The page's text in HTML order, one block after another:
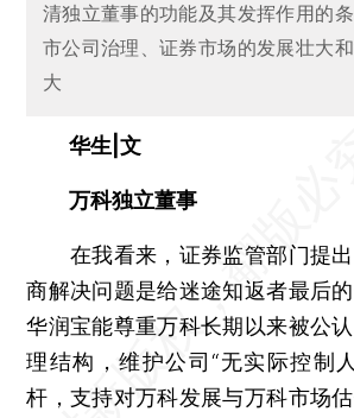
清独立董事的功能及其发挥作用的
市公司治理、证券市场的发展壮大
大
华生|文
万科独立董事
在我看来，证券监管部门提出
商解决问题是给迷途知返者最后
华润宝能尊重万科长期以来被公
理结构，维护公司“无实际控制
杆，支持对万科发展与万科市场